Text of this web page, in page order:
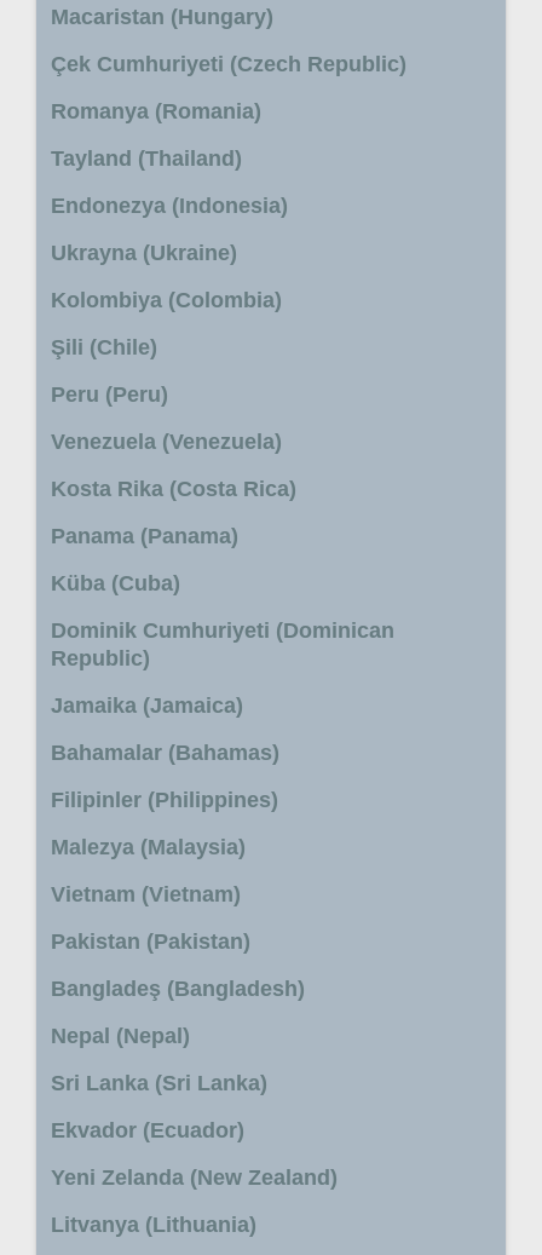
Macaristan (Hungary)
Çek Cumhuriyeti (Czech Republic)
Romanya (Romania)
Tayland (Thailand)
Endonezya (Indonesia)
Ukrayna (Ukraine)
Kolombiya (Colombia)
Şili (Chile)
Peru (Peru)
Venezuela (Venezuela)
Kosta Rika (Costa Rica)
Panama (Panama)
Küba (Cuba)
Dominik Cumhuriyeti (Dominican
Republic)
Jamaika (Jamaica)
Bahamalar (Bahamas)
Filipinler (Philippines)
Malezya (Malaysia)
Vietnam (Vietnam)
Pakistan (Pakistan)
Bangladeş (Bangladesh)
Nepal (Nepal)
Sri Lanka (Sri Lanka)
Ekvador (Ecuador)
Yeni Zelanda (New Zealand)
Litvanya (Lithuania)